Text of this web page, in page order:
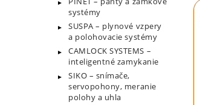
systémy
SUSPA – plynové vzpery
a polohovacie systémy
CAMLOCK SYSTEMS –
inteligentné zamykanie
SIKO – snímače,
servopohony, meranie
polohy a uhla